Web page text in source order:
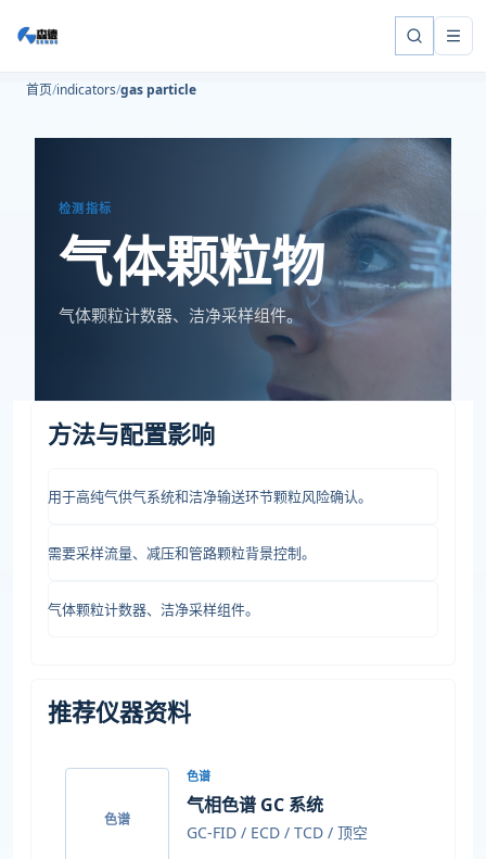
首页 indicators gas particle
检测指标
气体颗粒物
气体颗粒计数器、洁净采样组件。
方法与配置影响
用于高纯气供气系统和洁净输送环节颗粒风险确认。
需要采样流量、减压和管路颗粒背景控制。
气体颗粒计数器、洁净采样组件。
推荐仪器资料
色谱
色谱
气相色谱 GC 系统
GC-FID / ECD / TCD / 顶空